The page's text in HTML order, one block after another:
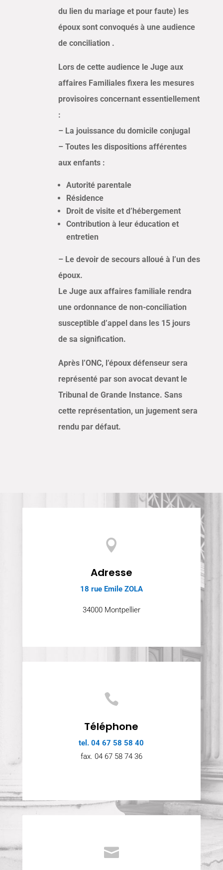
du lien du mariage et pour faute) les
époux sont convoqués à une audience
de conciliation .
Lors de cette audience le Juge aux
affaires Familiales fixera les mesures
provisoires concernant essentiellement
:
– La jouissance du domicile conjugal
– Toutes les dispositions afférentes
aux enfants :
Autorité parentale
Résidence
Droit de visite et d’hébergement
Contribution à leur éducation et
entretien
– Le devoir de secours alloué à l’un des
époux.
Le Juge aux affaires familiale rendra
une ordonnance de non-conciliation
susceptible d’appel dans les 15 jours
de sa signification.
Après l’ONC, l’époux défenseur sera
représenté par son avocat devant le
Tribunal de Grande Instance. Sans
cette représentation, un jugement sera
rendu par défaut.

Adresse
18 rue Emile ZOLA
34000 Montpellier

Téléphone
tel.04 67 58 58 40
fax. 04 67 58 74 36
